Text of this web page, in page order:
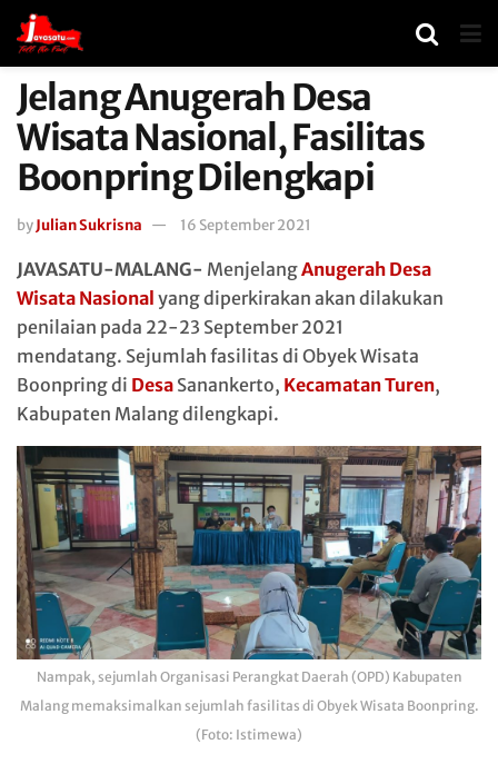
Jelang Anugerah Desa
Wisata Nasional, Fasilitas
Boonpring Dilengkapi
byJulian Sukrisna 16 September 2021
JAVASATU-MALANG- MenjelangAnugerah Desa
Wisata Nasional yang diperkirakan akan dilakukan
penilaian pada 22-23 September 2021
mendatang. Sejumlah fasilitas di Obyek Wisata
Boonpring di Desa Sanankerto, Kecamatan Turen,
Kabupaten Malang dilengkapi.
Nampak, sejumlah Organisasi Perangkat Daerah (OPD) Kabupaten
Malang memaksimalkan sejumlah fasilitas di Obyek Wisata Boonpring.
(Foto: Istimewa)